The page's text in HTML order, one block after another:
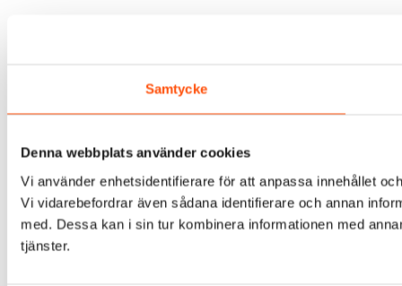
Samtycke
Denna webbplats använder cookies
Vi använder enhetsidentifierare för att anpassa innehållet
Vi vidarebefordrar även sådana identifierare och annan
med. Dessa kan i sin tur kombinera informationen med
tjänster.